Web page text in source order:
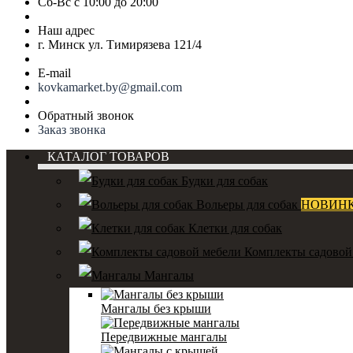
Наш адрес
г. Минск ул. Тимирязева 121/4
E-mail
kovkamarket.by@gmail.com
Обратный звонок
Заказ звонка
КАТАЛОГ ТОВАРОВ
Будки для собак
Вольеры для собак
Клетки для собак
Комплекты
Мангалы
Мангалы без крыши
Передвижные мангалы